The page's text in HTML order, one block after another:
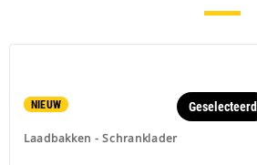
NIEUW
Laadbakken - Schranklader
Geselecteerd